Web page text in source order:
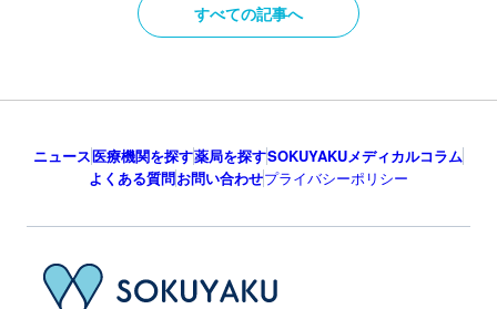
すべての記事へ
ニュース医療機関を探す薬局を探すSOKUYAKUメディカルコラム
よくある質問お問い合わせプライバシーポリシー